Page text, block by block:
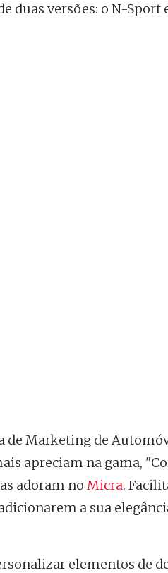
duas versões: o N-Sport
Marketing de
apreciam na gama,
adoram no Micra.
a sua
elementos de